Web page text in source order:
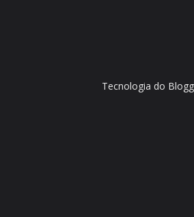
Tecnologia do